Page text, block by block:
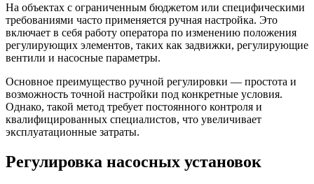
На объектах с ограниченным бюджетом или специфическими
требованиями часто применяется ручная настройка. Это
включает в себя работу оператора по изменению положения
регулирующих элементов, таких как задвижки, регулирующие
вентили и насосные параметры.
Основное преимущество ручной регулировки — простота и
возможность точной настройки под конкретные условия.
Однако, такой метод требует постоянного контроля и
квалифицированных специалистов, что увеличивает
эксплуатационные затраты.
Регулировка насосных установок